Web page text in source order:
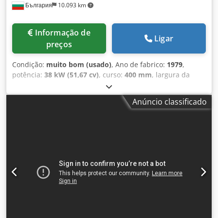
България 10.093 km
preços
Ligar
Condição: muito bom (usado), Ano de fabrico: 1979,
potência: 38 kW (51,67 cv), curso: 400 mm, largura da
, comprimento da mesa:
total:6.300 mm, distância entre colunas:1.000 mm, ajuste
, Prensa de corte 400
Anúncio classificado